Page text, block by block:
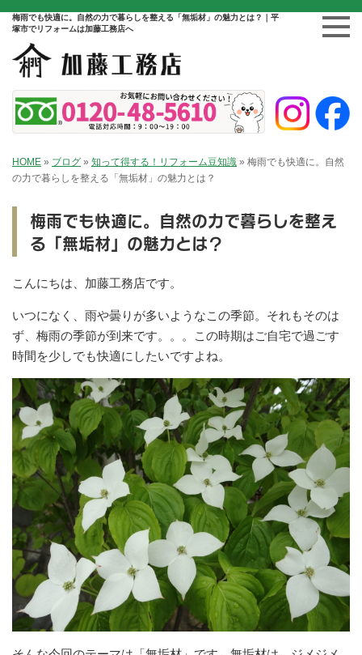
梅雨でも快適に。自然の力で暮らしを整える「無垢材」の魅力とは？｜平
塚市でリフォームは加藤工務店へ
HOME » ブログ » 知って得する！リフォーム豆知識 » 梅雨でも快適に。自然
の力で暮らしを整える「無垢材」の魅力とは？
梅雨でも快適に。自然の力で暮らしを整え
る「無垢材」の魅力とは？
こんにちは、加藤工務店です。
いつになく、雨や曇りが多いようなこの季節。それもそのは
ず、梅雨の季節が到来です。。。この時期はご自宅で過ごす
時間を少しでも快適にしたいですよね。